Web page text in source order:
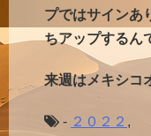
プではサインあ
ちアップするん
来週はメキシコ
- ２０２２ ,